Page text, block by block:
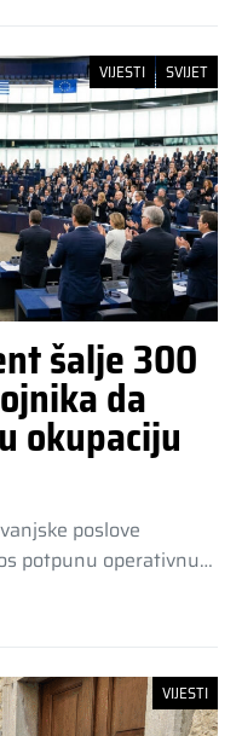
VIJESTI SVIJET
šalje 300
da
okupaciju
poslove
potpunu operativnu…
VIJESTI